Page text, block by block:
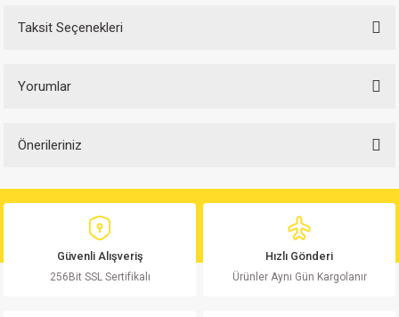
Taksit Seçenekleri
Yorumlar
Yorum Yaz
Önerileriniz
yetersiz gördüğünüz noktaları öneri formunu kullanarak tarafımıza
Görüş ve önerileriniz için teşekkür ederiz.
Ürün resmi kalitesiz, bozuk veya görüntülenemiyor.
Güvenli Alışveriş
256Bit SSL Sertifikalı
Hızlı Gönderi
Ürünler Aynı Gün Kargolanır